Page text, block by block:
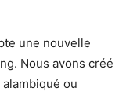
une nouvelle
Nous avons créé
ou